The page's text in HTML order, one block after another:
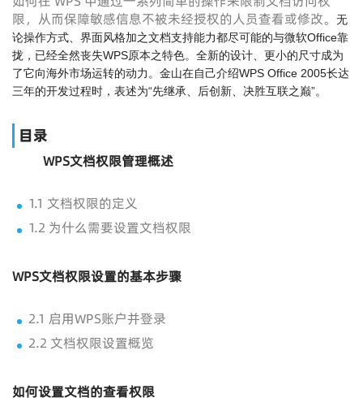
限，从而保障敏感信息不被未经授权的人员查看或修改。
无
论操作方式、界面风格加之文档支持能力都尽可能的与微软Office靠
拢，已经全然丧失WPS原本之特色。全新的设计、更小的尺寸成为
了它向海外市场运转的动力。金山在自己介绍WPS Office 2005长达
三年的开发过程时，表述为“先继承、后创新、决胜互联之巅”。
目录
WPS文档权限管理概述
1.1 文档权限的定义
1.2 为什么需要设置文档权限
WPS文档权限设置的基本步骤
2.1 启用WPS账户并登录
2.2 文档权限设置概览
如何设置文档的查看权限